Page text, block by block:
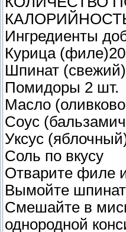
Ингредиенты
Курица
Шпинат
Помидоры 2 шт.
Масло
Соус
Уксус
Соль по вкусу
Отварите филе
Вымойте
Смешайте в
однородной